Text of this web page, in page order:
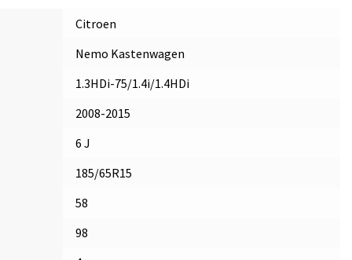
Citroen
Nemo Kastenwagen
1.3HDi-75/1.4i/1.4HDi
2008-2015
6 J
185/65R15
58
98